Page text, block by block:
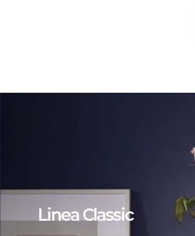
Linea Classic